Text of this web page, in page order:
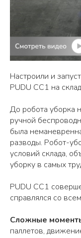
Настроили и
PUDU CC1 на
До робота уборка
ручной
была
разводы. Робот-
условий склада,
уборку в самых
PUDU CC1
справлялся со
Сложные
паллетов,